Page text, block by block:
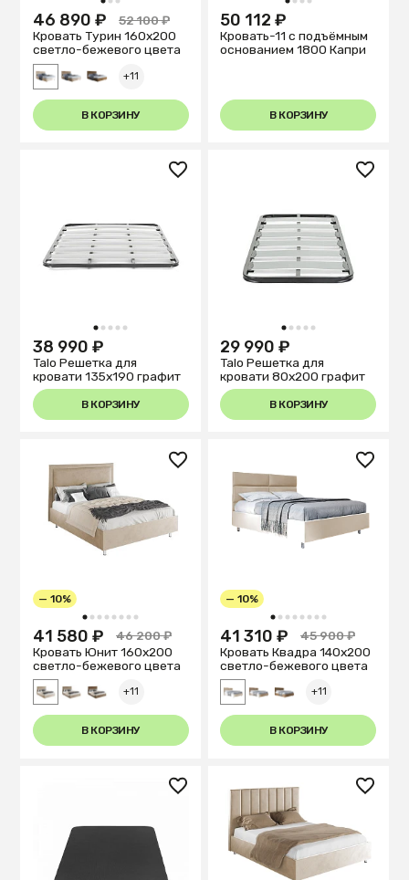
1 2 3
46 890 ₽
52 100 ₽
Кровать Турин 160х200
светло-бежевого цвета
+11
В КОРЗИНУ
1 2 3 4
50 112 ₽
Кровать-11 с подъёмным
основанием 1800 Капри
В КОРЗИНУ
1 2 3 4 5
38 990 ₽
Talo Решетка для
кровати 135х190 графит
В КОРЗИНУ
1 2 3 4 5
29 990 ₽
Talo Решетка для
кровати 80х200 графит
В КОРЗИНУ
1 2 3 4 5 6 7 8
— 10%
41 580 ₽
46 200 ₽
Кровать Юнит 160х200
светло-бежевого цвета
+11
В КОРЗИНУ
1 2 3 4 5 6 7 8
— 10%
41 310 ₽
45 900 ₽
Кровать Квадра 140х200
светло-бежевого цвета
+11
В КОРЗИНУ